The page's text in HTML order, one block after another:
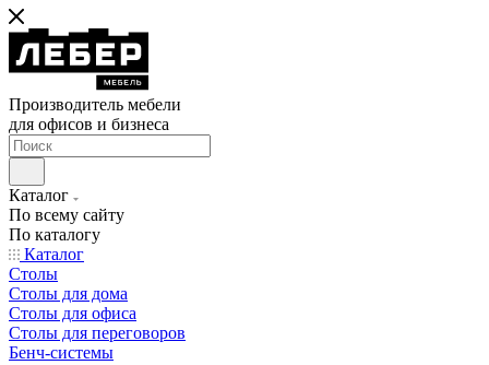
Производитель мебели
для офисов и бизнеса
Каталог
По всему сайту
По каталогу
Каталог
Столы
Столы для дома
Столы для офиса
Столы для переговоров
Бенч-системы